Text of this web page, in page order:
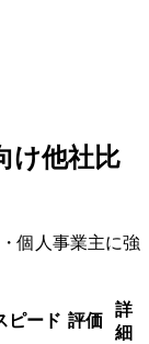
け他社比
個人事業主に強
ピード 評価
詳
細